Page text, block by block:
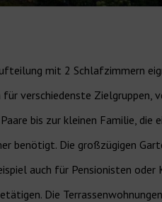
mit 2 Schlafzimmern
für verschiedenste Zielgruppen,
bis zur kleinen Familie, die
benötigt. Die großzügigen
auch für Pensionisten oder
Die